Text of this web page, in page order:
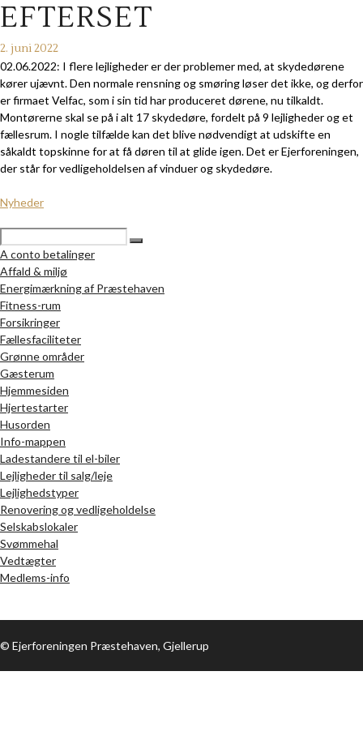
EFTERSET
2. juni 2022
02.06.2022: I flere lejligheder er der problemer med, at skydedørene
kører ujævnt. Den normale rensning og smøring løser det ikke, og derfor
er firmaet Velfac, som i sin tid har produceret dørene, nu tilkaldt.
Montørerne skal se på i alt 17 skydedøre, fordelt på 9 lejligheder og et
fællesrum. I nogle tilfælde kan det blive nødvendigt at udskifte en
såkaldt topskinne for at få døren til at glide igen. Det er Ejerforeningen,
der står for vedligeholdelsen af vinduer og skydedøre.
Nyheder
A conto betalinger
Affald & miljø
Energimærkning af Præstehaven
Fitness-rum
Forsikringer
Fællesfaciliteter
Grønne områder
Gæsterum
Hjemmesiden
Hjertestarter
Husorden
Info-mappen
Ladestandere til el-biler
Lejligheder til salg/leje
Lejlighedstyper
Renovering og vedligeholdelse
Selskabslokaler
Svømmehal
Vedtægter
Medlems-info
© Ejerforeningen Præstehaven, Gjellerup